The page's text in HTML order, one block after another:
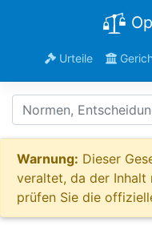
Urteile
Warnung: Dieser
veraltet, da der
prüfen Sie die